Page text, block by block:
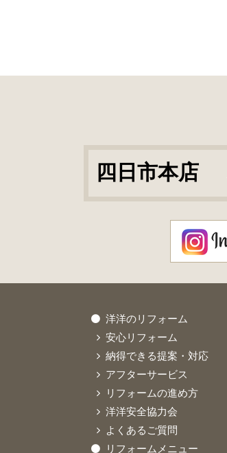
四日市本店
洋洋のリフォーム
安心リフォーム
納得できる提案・対応
アフターサービス
リフォームの進め方
洋洋安全協力会
よくあるご質問
リフォームメニュー